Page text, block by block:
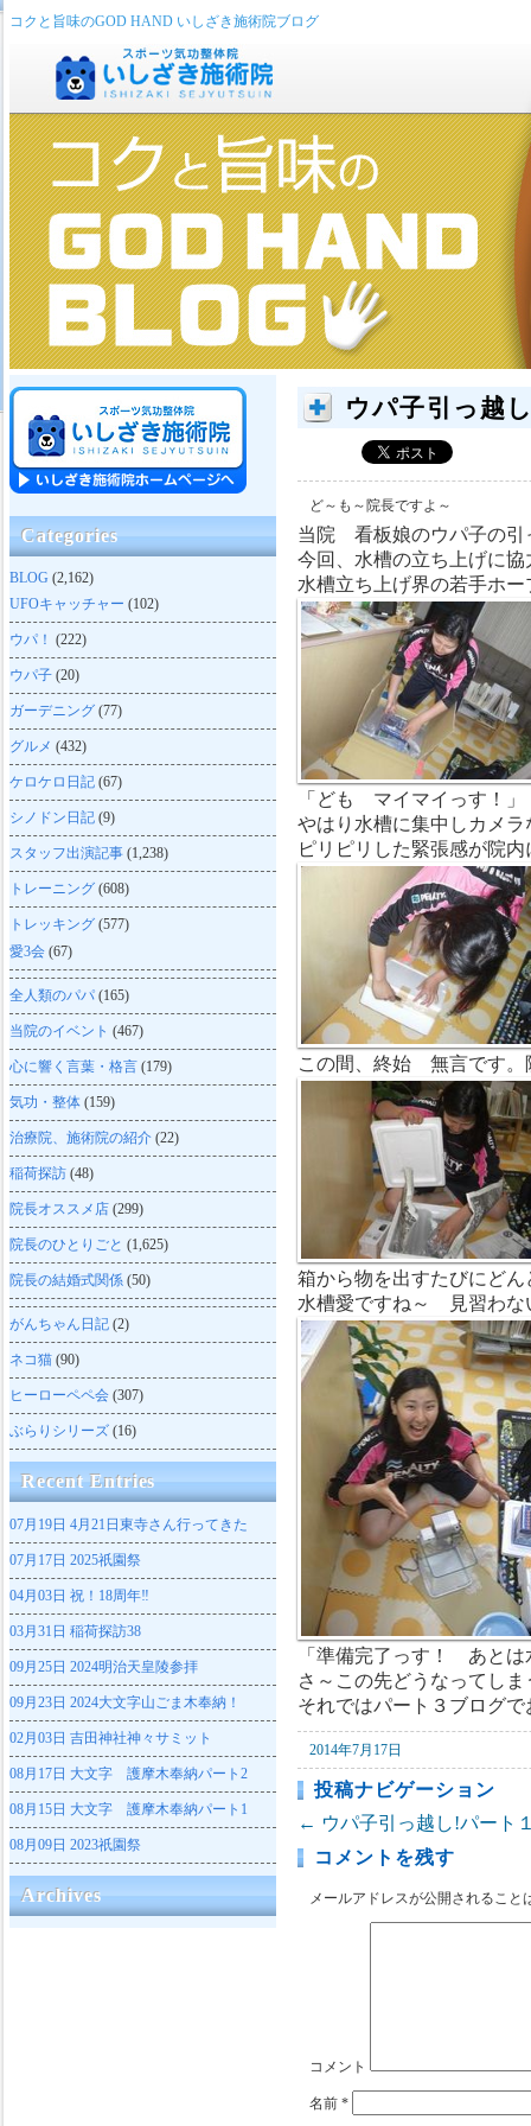
コクと旨味のGOD HAND いしざき施術院ブログ
ウパ子引っ越
ど～も～院長ですよ～
当院 看板娘のウパ子の引
今回、水槽の立ち上げに
水槽立ち上げ界の若手ホ
「ども マイマイっす！」
やはり水槽に集中しカメ
ピリピリした緊張感が院
この間、終始 無言です。
箱から物を出すたびにど
水槽愛ですね～ 見習わな
「準備完了っす！ あと
さ～この先どうなってし
それではパート３ブログ
2014年7月17日
投稿ナビゲーション
← ウパ子引っ越し!パート
コメントを残す
メールアドレスが公開されること
コメント
名前 *
Categories
BLOG (2,162)
UFOキャッチャー (102)
ウパ！ (222)
ウパ子 (20)
ガーデニング (77)
グルメ (432)
ケロケロ日記 (67)
シノドン日記 (9)
スタッフ出演記事 (1,238)
トレーニング (608)
トレッキング (577)
愛3会 (67)
全人類のパパ (165)
当院のイベント (467)
心に響く言葉・格言 (179)
気功・整体 (159)
治療院、施術院の紹介 (22)
稲荷探訪 (48)
院長オススメ店 (299)
院長のひとりごと (1,625)
院長の結婚式関係 (50)
がんちゃん日記 (2)
ネコ猫 (90)
ヒーローペペ会 (307)
ぶらりシリーズ (16)
Recent Entries
07月19日 4月21日東寺さん行ってきた
07月17日 2025祇園祭
04月03日 祝！18周年‼
03月31日 稲荷探訪38
09月25日 2024明治天皇陵参拝
09月23日 2024大文字山ごま木奉納！
02月03日 吉田神社神々サミット
08月17日 大文字 護摩木奉納パート2
08月15日 大文字 護摩木奉納パート1
08月09日 2023祇園祭
Archives